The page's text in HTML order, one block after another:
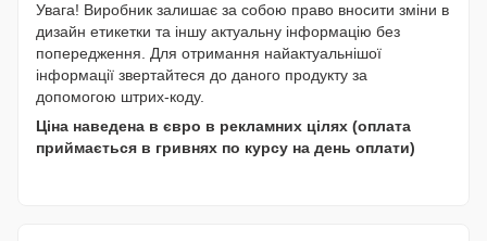
Увага! Виробник залишає за собою право вносити зміни в
дизайн етикетки та іншу актуальну інформацію без
попередження. Для отримання найактуальнішої
інформації звертайтеся до даного продукту за
допомогою штрих-коду.
Ціна наведена в євро в рекламних цілях (оплата
приймається в гривнях по курсу на день оплати)